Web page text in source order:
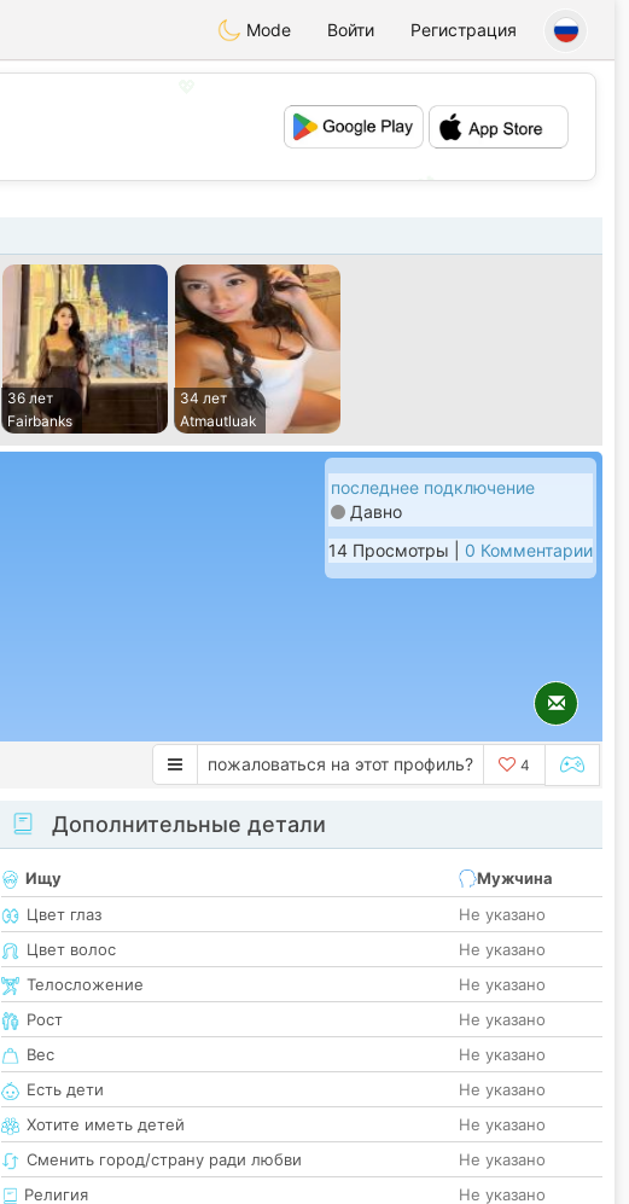
Mode Войти Регистрация
36 лет
Fairbanks
34 лет
Atmautluak
последнее подключение
Давно
14 Просмотры | 0 Комментарии
пожаловаться на этот профиль? 4
Дополнительные детали
Ищу
Мужчина
Цвет глаз
Не указано
Цвет волос
Не указано
Телосложение
Не указано
Рост
Не указано
Вес
Не указано
Есть дети
Не указано
Хотите иметь детей
Не указано
Сменить город/страну ради любви
Не указано
Религия
Не указано